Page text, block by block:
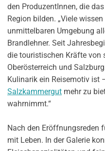
den ProduzentInnen, die
Region bilden. „Viele
unmittelbaren Umgebung
Brandlehner. Seit
die touristischen Kräfte von
Oberösterreich und
Kulinarik ein Reisemotiv ist
Salzkammergut mehr zu
wahrnimmt.“
Nach den Eröffnungsreden
mit Leben. In der Galerie